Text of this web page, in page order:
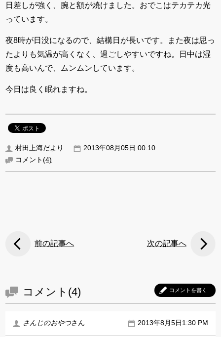
日差しが強く、腕と額が焼けました。おでこはテカテカ光
っています。
夜8時が日没になるので、結構日が長いです。また夜は思っ
たよりも気温が高くなく、過ごしやすいですね。日中は湿
度も高いんで、ムンムンしています。
今日は良く眠れますね。
村田上海だより
2013年08月05日 00:10
コメント(4)
前の記事へ 次の記事へ
コメント(4) コメントを書く
さんじのおやつさん 2013年8月5日1:30 PM